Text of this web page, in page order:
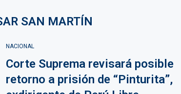
SAN MARTÍN
NACIONAL
Corte Suprema revisará posible
retorno a prisión de “Pinturita”,